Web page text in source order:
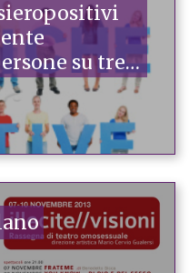
su tre
nera a